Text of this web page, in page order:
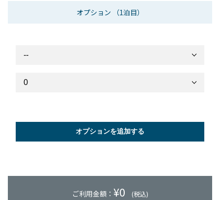
オプション （1泊目）
オプションを追加する
ご利用金額： ¥0 (税込)